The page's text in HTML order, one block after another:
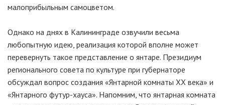
малоприбыльным самоцветом.
Однако на днях в Калининграде озвучили весьма
любопытную идею, реализация которой вполне может
перевернуть такое представление о янтаре. Президиум
регионального совета по культуре при губернаторе
обсуждал вопрос создания «Янтарной комнаты ХХ века» и
«Янтарного футур-хауса». Напомним, что янтарная комната